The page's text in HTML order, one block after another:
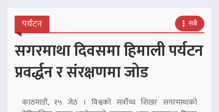
पर्यटन सबै
सगरमाथा दिवसमा हिमाली पर्यटन
प्रवर्द्धन र संरक्षणमा जोड
काठमाडौं, १५ जेठ । विश्वको सर्वोच्च शिखर सगरमाथाको